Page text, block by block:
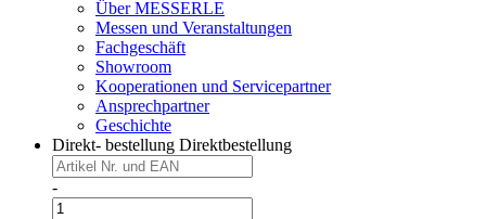
Über MESSERLE
Messen und Veranstaltungen
Fachgeschäft
Showroom
Kooperationen und Servicepartner
Ansprechpartner
Geschichte
Direkt- bestellung Direktbestellung
-